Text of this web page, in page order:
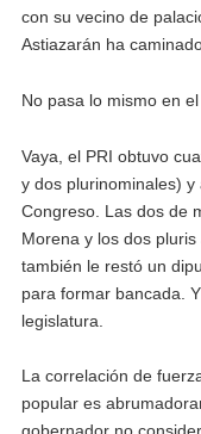
con su vecino de
Astiazarán ha
No pasa lo mismo en el
Vaya, el PRI obtuvo
y dos plurinominales)
Congreso. Las dos de
Morena y los dos
también le restó un
para formar bancada.
legislatura.
La correlación de
popular es